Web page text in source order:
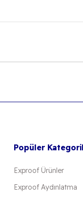
Popüler
Exproof Ürünler
Exproof Aydınlatma